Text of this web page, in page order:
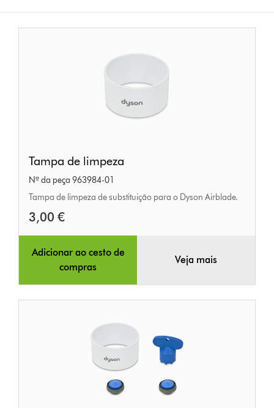
de
limpeza
Tampa de limpeza
Nº da peça 963984-01
Tampa de limpeza de substituição para o Dyson Airblade.
3,00 €
Adicionar ao cesto de
compras
Veja mais